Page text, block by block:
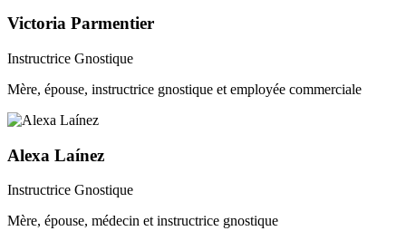
Victoria Parmentier
Instructrice Gnostique
Mère, épouse, instructrice gnostique et employée commerciale
Alexa Laínez
Instructrice Gnostique
Mère, épouse, médecin et instructrice gnostique